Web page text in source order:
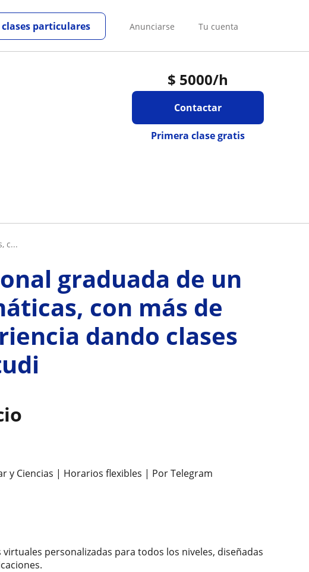
Anunciarse Tu cuenta
clases particulares
$ 5000/h
Contactar
Primera clase gratis
c...
graduada de un
con más de
dando clases
y Ciencias | Horarios flexibles | Por Telegram
personalizadas para todos los niveles, diseñadas